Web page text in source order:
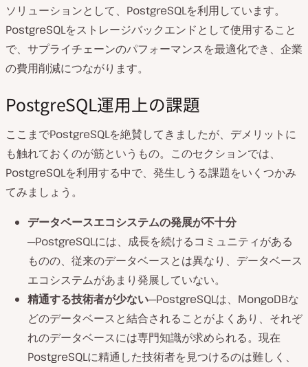
ソリューションとして、PostgreSQLを利用しています。
PostgreSQLをストレージバックエンドとして使用すること
で、サプライチェーンのパフォーマンスを最適化でき、企業
の費用削減につながります。
PostgreSQL運用上の課題
ここまでPostgreSQLを絶賛してきましたが、デメリットに
も触れておくのが筋というもの。このセクションでは、
PostgreSQLを利用する中で、発生しうる課題をいくつかみ
てみましょう。
データベースエコシステムの発展が不十分
─PostgreSQLには、成長を続けるコミュニティがある
ものの、従来のデータベースとは異なり、データベース
エコシステムがあまり発展していない。
精通する技術者が少ない─PostgreSQLは、MongoDBな
どのデータベースと結合されることがよくあり、それぞ
れのデータベースには専門知識が求められる。現在
PostgreSQLに精通した技術者を見つけるのは難しく、